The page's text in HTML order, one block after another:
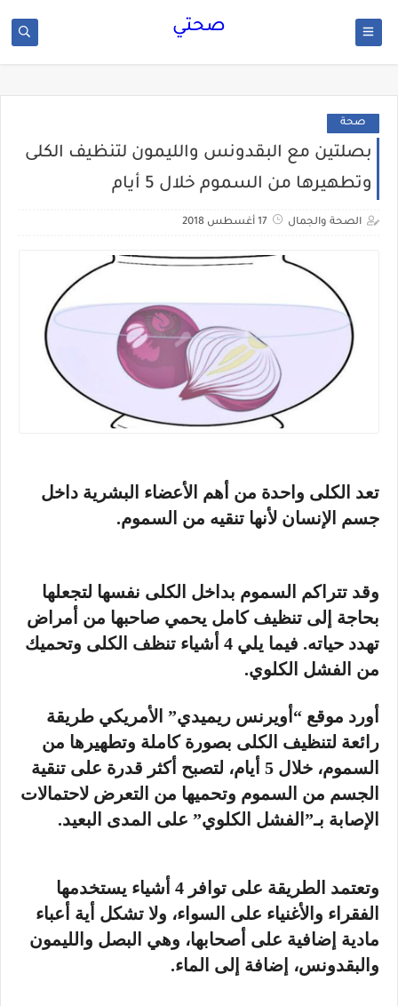
صحتي
صحة
بصلتين مع البقدونس والليمون لتنظيف الكلى
وتطهيرها من السموم خلال 5 أيام
الصحة والجمال 17 أغسطس 2018
تعد الكلى واحدة من أهم الأعضاء البشرية داخل
جسم الإنسان لأنها تنقيه من السموم.
وقد تتراكم السموم بداخل الكلى نفسها لتجعلها
بحاجة إلى تنظيف كامل يحمي صاحبها من أمراض
تهدد حياته. فيما يلي 4 أشياء تنظف الكلى وتحميك
من الفشل الكلوي.
أورد موقع “أويرنس ريميدي” الأمريكي طريقة
رائعة لتنظيف الكلى بصورة كاملة وتطهيرها من
السموم، خلال 5 أيام، لتصبح أكثر قدرة على تنقية
الجسم من السموم وتحميها من التعرض لاحتمالات
الإصابة بـ”الفشل الكلوي” على المدى البعيد.
وتعتمد الطريقة على توافر 4 أشياء يستخدمها
الفقراء والأغنياء على السواء، ولا تشكل أية أعباء
مادية إضافية على أصحابها، وهي البصل والليمون
والبقدونس، إضافة إلى الماء.